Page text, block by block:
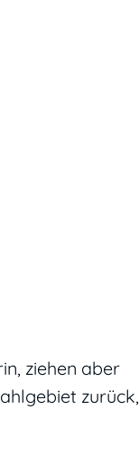
ziehen aber
zurück,